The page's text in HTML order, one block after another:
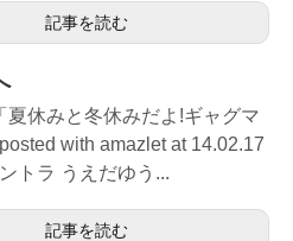
記事を読む
夏休みと冬休みだよ!ギャグマ
with amazlet at 14.02.17
トラ うえだゆう...
記事を読む